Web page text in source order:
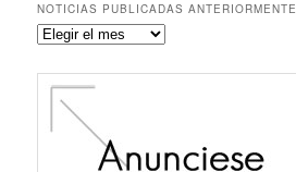
NOTICIAS PUBLICADAS ANTERIORMENTE
Noticias
anteriormente